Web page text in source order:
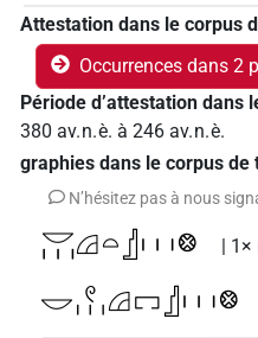
Attestation dans le corpus
Occurrences dans 2
Période d’attestation dans
380 av. n. è. à 246 av. n. è.
graphies dans le corpus de
N’hésitez pas à nous
𓎟𓏥𓊒𓏏𓊨𓏥𓊖 | 1×
𓎟𓏲𓏥𓊒𓉐𓊨𓏥𓊖